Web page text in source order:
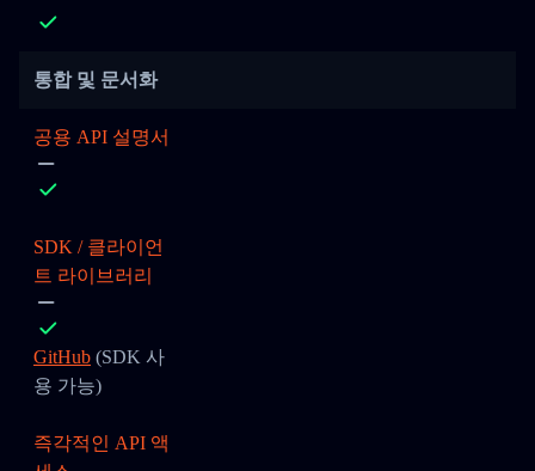
통합 및 문서화
공용 API 설명서
SDK / 클라이언
트 라이브러리
GitHub (SDK 사
용 가능)
즉각적인 API 액